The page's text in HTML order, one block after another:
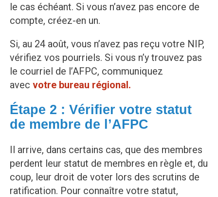
le cas échéant. Si vous n’avez pas encore de
compte, créez-en un.
Si, au 24 août, vous n’avez pas reçu votre NIP,
vérifiez vos pourriels. Si vous n’y trouvez pas
le courriel de l’AFPC, communiquez
avec votre bureau régional.
Étape 2 : Vérifier votre statut
de membre de l’AFPC
Il arrive, dans certains cas, que des membres
perdent leur statut de membres en règle et, du
coup, leur droit de voter lors des scrutins de
ratification. Pour connaître votre statut,